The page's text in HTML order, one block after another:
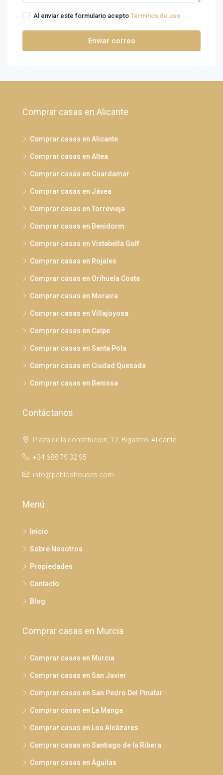
Al enviar este formulario acepto Términos de uso
Enviar correo
Comprar casas en Alicante
Comprar casas en Alicante
Comprar casas en Altea
Comprar casas en Guardamar
Comprar casas en Jávea
Comprar casas en Torrevieja
Comprar casas en Benidorm
Comprar casas en Vistabella Golf
Comprar casas en Rojales
Comprar casas en Orihuela Costa
Comprar casas en Moraira
Comprar casas en Villajoyosa
Comprar casas en Calpe
Comprar casas en Santa Pola
Comprar casas en Ciudad Quesada
Comprar casas en Benissa
Contáctanos
Plaza de la constitucion, 12, Bigastro, Alicante
+34 688 79 32 95
info@pabloshouses.com
Menú
Inicio
Sobre Nosotros
Propiedades
Contacto
Blog
Comprar casas en Murcia
Comprar casas en Murcia
Comprar casas en San Javier
Comprar casas en San Pedro Del Pinatar
Comprar casas en La Manga
Comprar casas en Los Alcázares
Comprar casas en Santiago de la Ribera
Comprar casas en Águilas